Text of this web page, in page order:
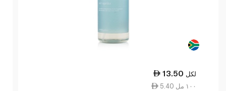
13.50 لكل
5.40 ١٠٠ مل